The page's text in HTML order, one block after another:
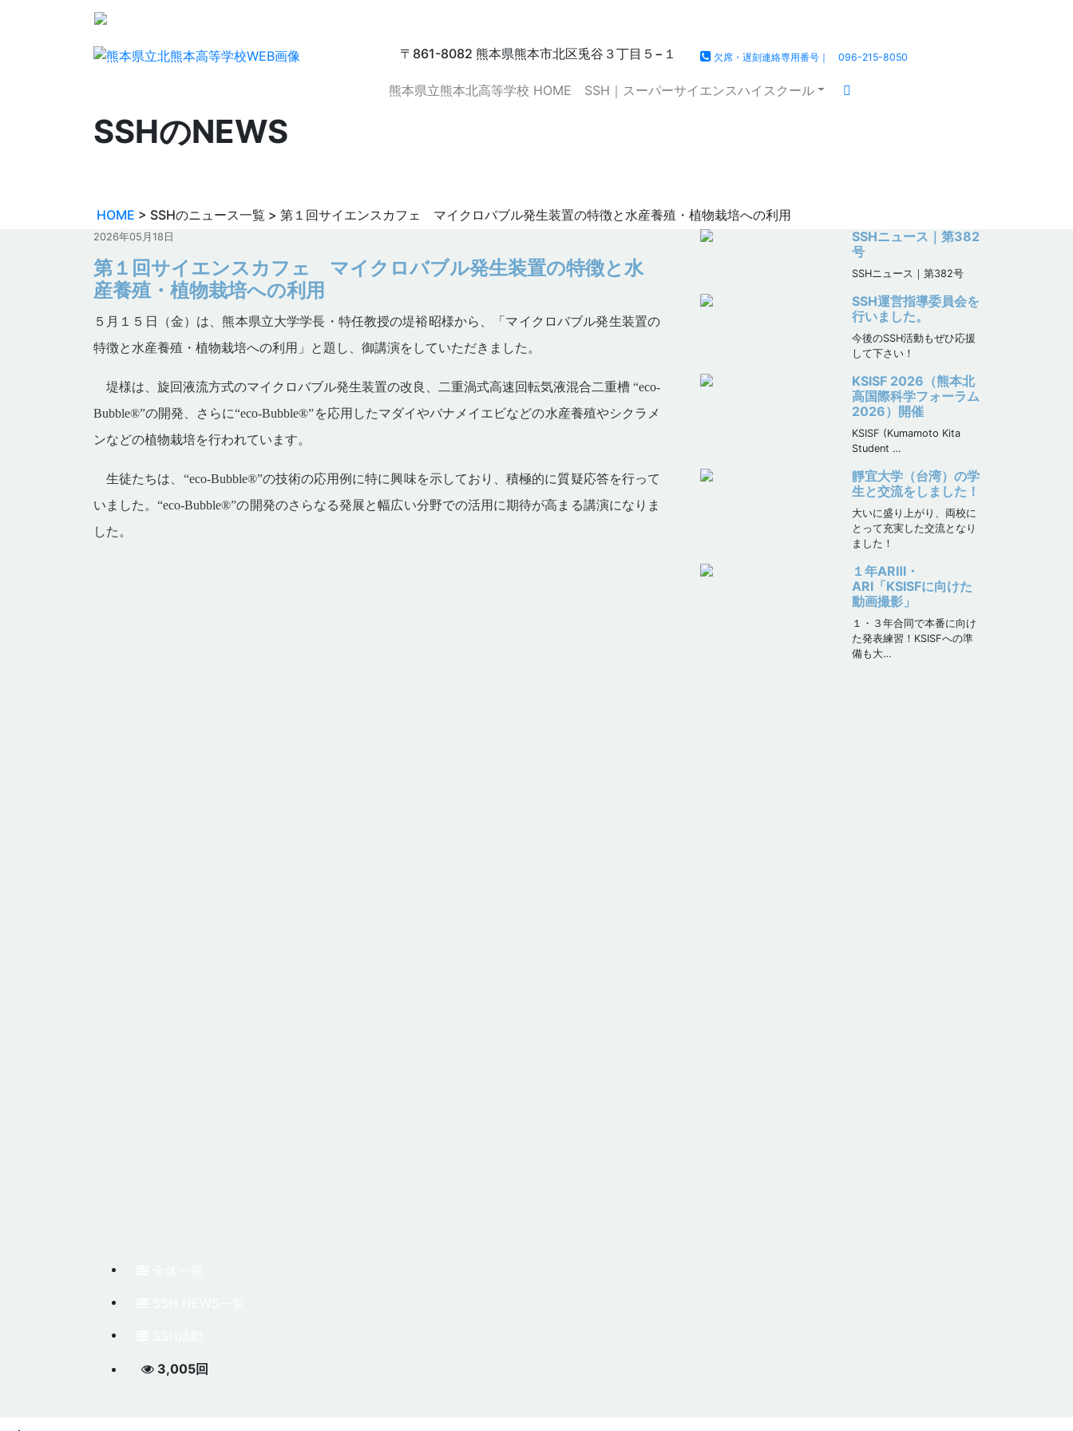
〒861-8082 熊本県熊本市北区兎谷３丁目５−１
欠席・遅刻連絡専用番号｜ 096-215-8050
熊本県立熊本北高等学校 HOME SSH｜スーパーサイエンスハイスクール
SSHのNEWS
HOME > SSHのニュース一覧 > 第１回サイエンスカフェ マイクロバブル発生装置の特徴と水産養殖・植物栽培への利用
2026年05月18日
第１回サイエンスカフェ マイクロバブル発生装置の特徴と水
産養殖・植物栽培への利用
５月１５日（金）は、熊本県立大学学長・特任教授の堤裕昭様から、「マイクロバブル発生装置の
特徴と水産養殖・植物栽培への利用 」と題し、御講演をしていただきました。
堤様は、旋回液流方式のマイクロバブル発生装置の改良、二重渦式高速回転気液混合二重槽 “eco-
Bubble®”の開発、さらに“eco-Bubble®”を応用したマダイやバナメイエビなどの水産養殖やシクラメ
ンなどの植物栽培を行われています。
生徒たちは、“eco-Bubble®”の技術の応用例に特に興味を示しており、積極的に質疑応答を行って
いました。“eco-Bubble®”の開発のさらなる発展と幅広い分野での活用に期待が高まる講演になりま
した。
3,005回
SSHニュース｜第382
号
SSHニュース｜第382号
SSH運営指導委員会を
行いました。
今後のSSH活動もぜひ応援
して下さい！
KSISF 2026（熊本北
高国際科学フォーラム
2026）開催
KSISF (Kumamoto Kita
Student …
靜宜大学（台湾）の学
生と交流をしました！
大いに盛り上がり、両校に
とって充実した交流となり
ました！
１年ARⅢ・
ARⅠ「KSISFに向けた
動画撮影」
１・３年合同で本番に向け
た発表練習！KSISFへの準
備も大…